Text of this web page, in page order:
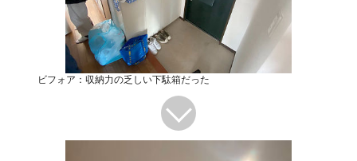
ビフォア：収納力の乏しい下駄箱だった